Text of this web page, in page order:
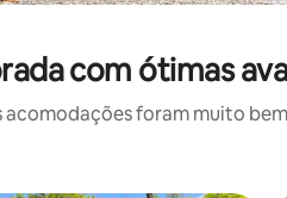
com ótimas
acomodações foram muito